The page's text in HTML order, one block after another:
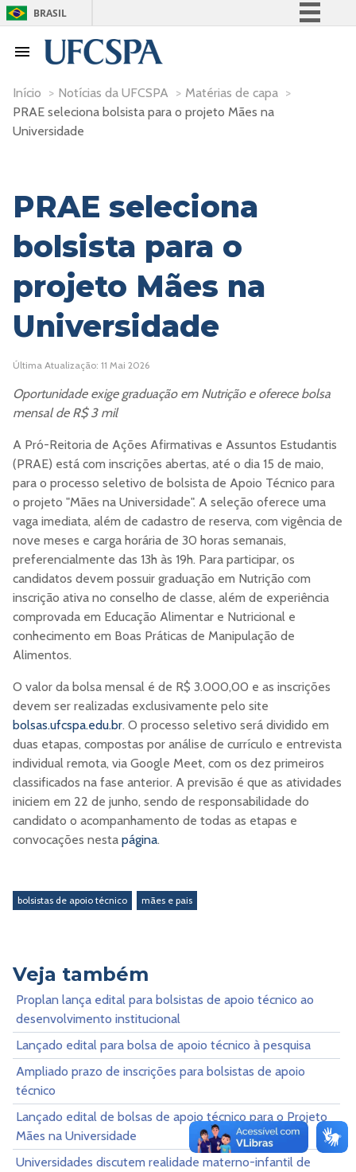
BRASIL
Participe
Acesso à informação
Início > Notícias da UFCSPA > Matérias de capa >
PRAE seleciona bolsista para o projeto Mães na
Universidade
PRAE seleciona
bolsista para o
projeto Mães na
Universidade
Última Atualização: 11 Mai 2026
Oportunidade exige graduação em Nutrição e oferece bolsa
mensal de R$ 3 mil
A Pró-Reitoria de Ações Afirmativas e Assuntos Estudantis
(PRAE) está com inscrições abertas, até o dia 15 de maio,
para o processo seletivo de bolsista de Apoio Técnico para
o projeto "Mães na Universidade". A seleção oferece uma
vaga imediata, além de cadastro de reserva, com vigência de
nove meses e carga horária de 30 horas semanais,
preferencialmente das 13h às 19h. Para participar, os
candidatos devem possuir graduação em Nutrição com
inscrição ativa no conselho de classe, além de experiência
comprovada em Educação Alimentar e Nutricional e
conhecimento em Boas Práticas de Manipulação de
Alimentos.
O valor da bolsa mensal é de R$ 3.000,00 e as inscrições
devem ser realizadas exclusivamente pelo site
bolsas.ufcspa.edu.br. O processo seletivo será dividido em
duas etapas, compostas por análise de currículo e entrevista
individual remota, via Google Meet, com os dez primeiros
classificados na fase anterior. A previsão é que as atividades
iniciem em 22 de junho, sendo de responsabilidade do
candidato o acompanhamento de todas as etapas e
convocações nesta página.
bolsistas de apoio técnico mães e pais
Veja também
Proplan lança edital para bolsistas de apoio técnico ao
desenvolvimento institucional
Lançado edital para bolsa de apoio técnico à pesquisa
Ampliado prazo de inscrições para bolsistas de apoio
técnico
Lançado edital de bolsas de apoio técnico para o Projeto
Mães na Universidade
Universidades discutem realidade materno-infantil de